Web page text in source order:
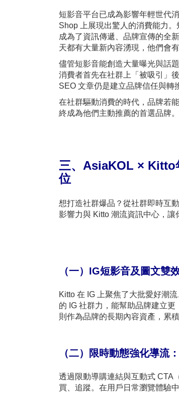
短影音平台已成為影響年輕世代
Shop 上展現出驚人的消費能力
成為了資訊傳遞、品牌宣傳的全
天都有大量新內容湧現，他們會
儘管短影音能創造大量曝光與話
消費者首先在社群上「被吸引」
SEO 文章仍是建立品牌信任與轉
在社群驅動消費的時代，品牌若
終成為他們主動推薦的首選品牌。
三、AsiaKOL × Kitto
位
想打造社群爆品？從社群即時互
影響力與 Kitto 潮流資訊中心，讓
（一）IG短影音及圖文雙
Kitto 在 IG 上聚焦了大批愛好潮
的 IG 社群力，能幫助品牌建立
則作為品牌的長期內容資產，累
（二）限時動態強化導流
透過限動導購連結與互動式 CTA
買、追蹤。在用戶日常瀏覽體驗